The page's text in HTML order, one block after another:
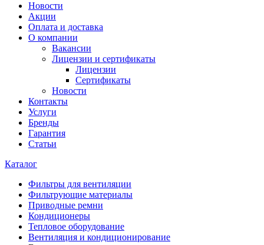
Новости
Акции
Оплата и доставка
О компании
Вакансии
Лицензии и сертификаты
Лицензии
Сертификаты
Новости
Контакты
Услуги
Бренды
Гарантия
Статьи
Каталог
Фильтры для вентиляции
Фильтрующие материалы
Приводные ремни
Кондиционеры
Тепловое оборудование
Вентиляция и кондиционирование